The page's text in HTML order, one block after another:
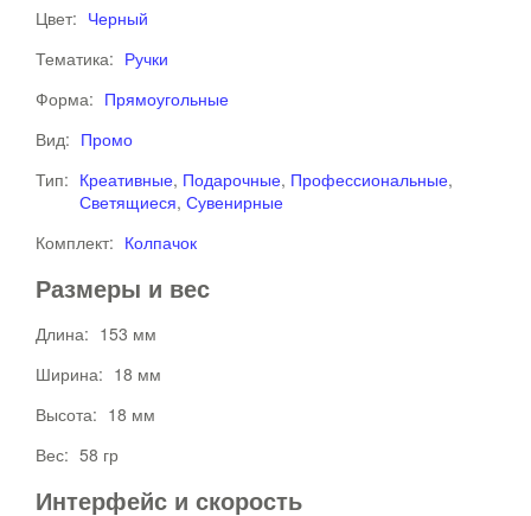
Цвет: Черный
Тематика: Ручки
Форма: Прямоугольные
Вид: Промо
Тип: Креативные, Подарочные, Профессиональные,
Светящиеся, Сувенирные
Комплект: Колпачок
Размеры и вес
Длина: 153 мм
Ширина: 18 мм
Высота: 18 мм
Вес: 58 гр
Интерфейс и скорость